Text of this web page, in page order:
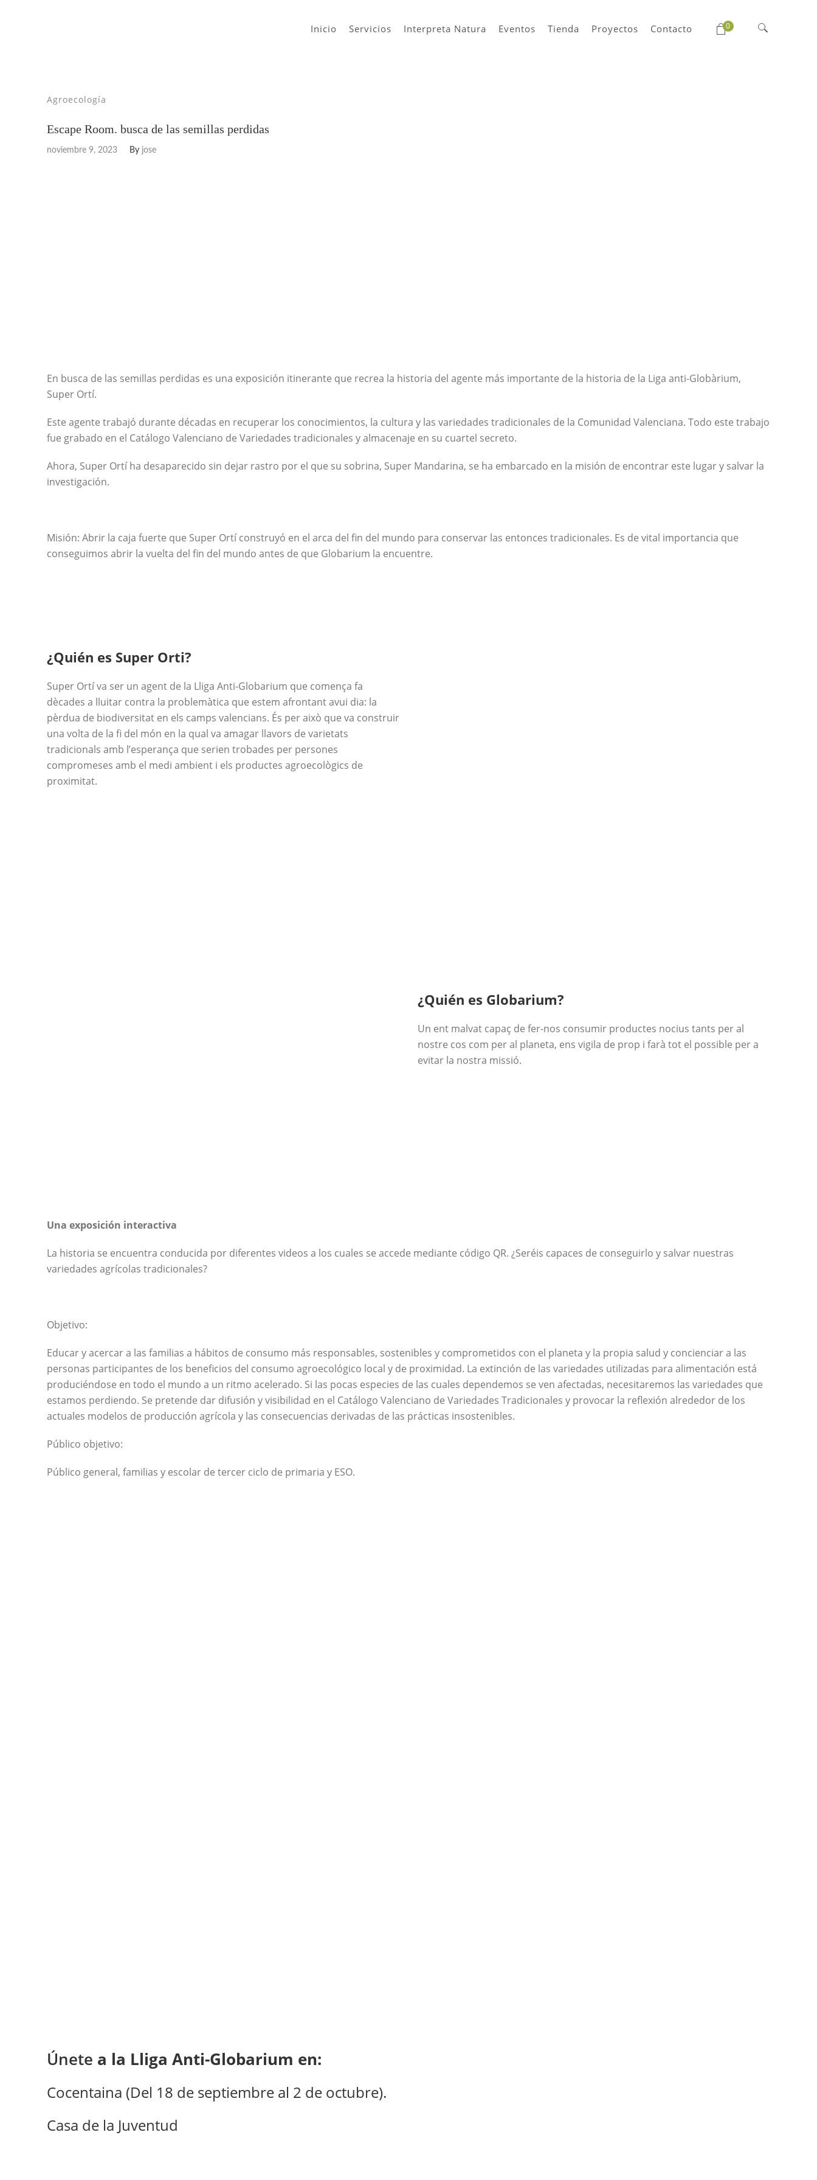
Inicio Servicios Interpreta Natura Eventos Tienda Proyectos Contacto 0
Agroecología
Escape Room. busca de las semillas perdidas
noviembre 9, 2023 By jose
En busca de las semillas perdidas es una exposición itinerante que recrea la historia del agente más importante de la historia de la Liga anti-Globàrium,
Super Ortí.
Este agente trabajó durante décadas en recuperar los conocimientos, la cultura y las variedades tradicionales de la Comunidad Valenciana. Todo este trabajo
fue grabado en el Catálogo Valenciano de Variedades tradicionales y almacenaje en su cuartel secreto.
Ahora, Super Ortí ha desaparecido sin dejar rastro por el que su sobrina, Super Mandarina, se ha embarcado en la misión de encontrar este lugar y salvar la
investigación.
Misión: Abrir la caja fuerte que Super Ortí construyó en el arca del fin del mundo para conservar las entonces tradicionales. Es de vital importancia que
conseguimos abrir la vuelta del fin del mundo antes de que Globarium la encuentre.
¿Quién es Super Orti?
Super Ortí va ser un agent de la Lliga Anti-Globarium que comença fa
dècades a lluitar contra la problemàtica que estem afrontant avui dia: la
pèrdua de biodiversitat en els camps valencians. És per això que va construir
una volta de la fi del món en la qual va amagar llavors de varietats
tradicionals amb l’esperança que serien trobades per persones
compromeses amb el medi ambient i els productes agroecològics de
proximitat.
¿Quién es Globarium?
Un ent malvat capaç de fer-nos consumir productes nocius tants per al
nostre cos com per al planeta, ens vigila de prop i farà tot el possible per a
evitar la nostra missió.
Una exposición interactiva
La historia se encuentra conducida por diferentes videos a los cuales se accede mediante código QR. ¿Seréis capaces de conseguirlo y salvar nuestras
variedades agrícolas tradicionales?
Objetivo:
Educar y acercar a las familias a hábitos de consumo más responsables, sostenibles y comprometidos con el planeta y la propia salud y concienciar a las
personas participantes de los beneficios del consumo agroecológico local y de proximidad. La extinción de las variedades utilizadas para alimentación está
produciéndose en todo el mundo a un ritmo acelerado. Si las pocas especies de las cuales dependemos se ven afectadas, necesitaremos las variedades que
estamos perdiendo. Se pretende dar difusión y visibilidad en el Catálogo Valenciano de Variedades Tradicionales y provocar la reflexión alrededor de los
actuales modelos de producción agrícola y las consecuencias derivadas de las prácticas insostenibles.
Público objetivo:
Público general, familias y escolar de tercer ciclo de primaria y ESO.
Únete a la Lliga Anti-Globarium en:
Cocentaina (Del 18 de septiembre al 2 de octubre).
Casa de la Juventud